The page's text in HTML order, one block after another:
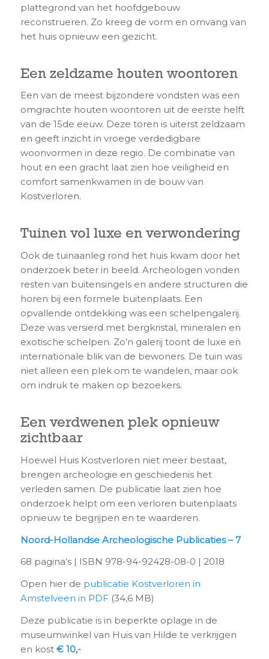
plattegrond van het hoofdgebouw
reconstrueren. Zo kreeg de vorm en omvang van
het huis opnieuw een gezicht.
Een zeldzame houten woontoren
Een van de meest bijzondere vondsten was een
omgrachte houten woontoren uit de eerste helft
van de 15de eeuw. Deze toren is uiterst zeldzaam
en geeft inzicht in vroege verdedigbare
woonvormen in deze regio. De combinatie van
hout en een gracht laat zien hoe veiligheid en
comfort samenkwamen in de bouw van
Kostverloren.
Tuinen vol luxe en verwondering
Ook de tuinaanleg rond het huis kwam door het
onderzoek beter in beeld. Archeologen vonden
resten van buitensingels en andere structuren die
horen bij een formele buitenplaats. Een
opvallende ontdekking was een schelpengalerij.
Deze was versierd met bergkristal, mineralen en
exotische schelpen. Zo’n galerij toont de luxe en
internationale blik van de bewoners. De tuin was
niet alleen een plek om te wandelen, maar ook
om indruk te maken op bezoekers.
Een verdwenen plek opnieuw
zichtbaar
Hoewel Huis Kostverloren niet meer bestaat,
brengen archeologie en geschiedenis het
verleden samen. De publicatie laat zien hoe
onderzoek helpt om een verloren buitenplaats
opnieuw te begrijpen en te waarderen.
Noord-Hollandse Archeologische Publicaties – 7
68 pagina’s | ISBN 978-94-92428-08-0 | 2018
Open hier de publicatie Kostverloren in
Amstelveen in PDF (34,6 MB)
Deze publicatie is in beperkte oplage in de
museumwinkel van Huis van Hilde te verkrijgen
en kost € 10,-